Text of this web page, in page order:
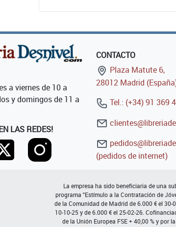
a viernes de 10 a
y domingos de 11 a
LAS REDES!
CONTACTO
Plaza Matute 6,
28012 Madrid
Tel.: (+34) 91 369
(pedidos de internet)
La empresa ha sido beneficiaria de una
programa "Estímulo a la Contratación de
de la Comunidad de Madrid de 6.000 € el 30-
10-10-25 y de 6.000 € el 25-02-26.
de la Unión Europea FSE + 40,00 % y por